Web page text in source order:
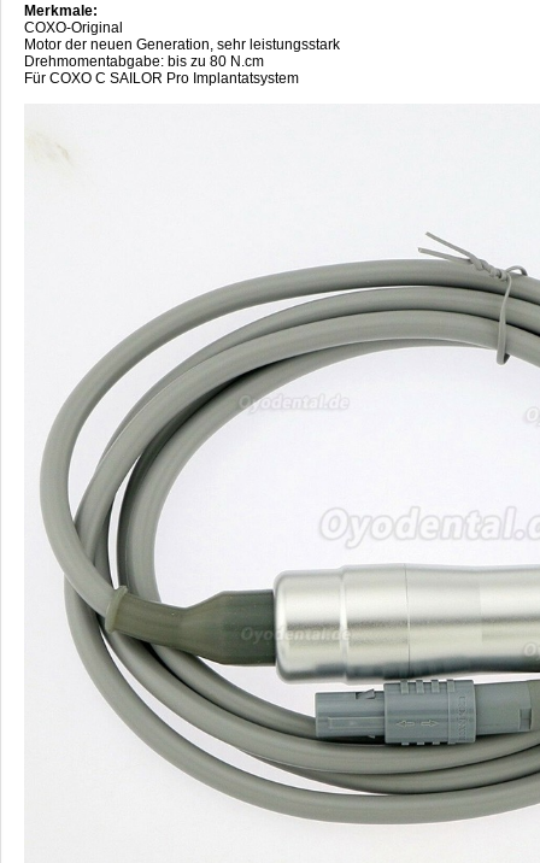
Merkmale:
COXO-Original
Motor der neuen Generation, sehr leistungsstark
Drehmomentabgabe: bis zu 80 N.cm
Für COXO C SAILOR Pro Implantatsystem